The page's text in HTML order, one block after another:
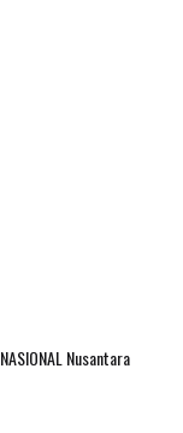
NASIONAL Nusantara